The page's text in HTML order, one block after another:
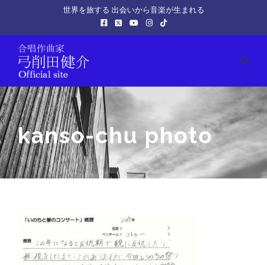
世界を旅する 出会いから音楽が生まれる
kanso-chu photo